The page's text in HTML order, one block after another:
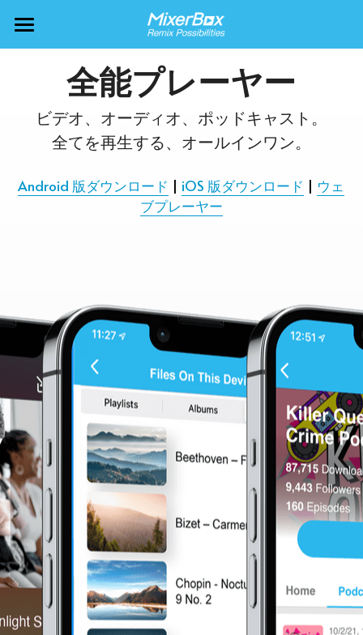
MixerBox AI ZenClaw
MixerBox AI
友どこ
QR 迅速スキャナー
神速ニュース
Inspire 瞑想
バブルシューター
キャッシュバック
全能プレーヤー
サポート
会社概要
🇹🇼 中文
全能プレーヤー
ビデオ、オーディオ、ポッドキャスト。
全てを再生する、オールインワン。
Android 版ダウンロード | iOS 版ダウンロード | ウェ
ブプレーヤー
BLOG CATEGORIES
All Categories
Calendar
Diagrams
Scholar
WebSearchG
PhotoMagic
ChatMap
ImageGen
FreeTV
OnePlayer